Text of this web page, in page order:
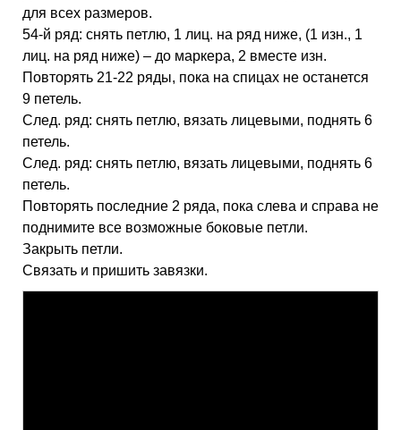
для всех размеров.
54-й ряд: снять петлю, 1 лиц. на ряд ниже, (1 изн., 1
лиц. на ряд ниже) – до маркера, 2 вместе изн.
Повторять 21-22 ряды, пока на спицах не останется
9 петель.
След. ряд: снять петлю, вязать лицевыми, поднять 6
петель.
След. ряд: снять петлю, вязать лицевыми, поднять 6
петель.
Повторять последние 2 ряда, пока слева и справа не
поднимите все возможные боковые петли.
Закрыть петли.
Связать и пришить завязки.